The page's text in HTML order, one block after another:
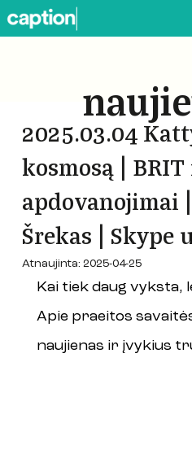
2025.03.04
kosmosą |
apdovanojimai
Šrekas | Skype
Atnaujinta: 2025-04-25
Kai tiek daug vyksta,
Apie praeitos
naujienas ir įvykius